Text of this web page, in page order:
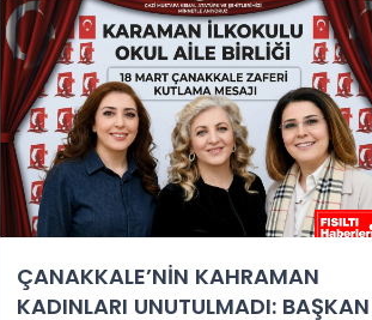
ÇANAKKALE’NİN KAHRAMAN
KADINLARI UNUTULMADI: BAŞKAN